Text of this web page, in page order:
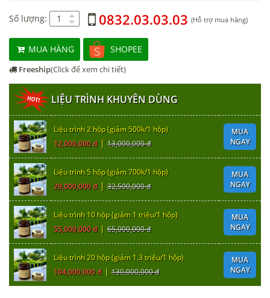
Số lượng: 0832.03.03.03 (Hỗ trợ mua hàng)
MUA HÀNG SHOPEE
Freeship(Click để xem chi tiết)
LIỆU TRÌNH KHUYÊN DÙNG
Liệu trình 2 hộp (giảm 500k/1 hộp)
12,000,000 đ| 13,000,000 đ
MUA
NGAY
Liệu trình 5 hộp (giảm 700k/1 hộp)
29,000,000 đ| 32,500,000 đ
MUA
NGAY
Liệu trình 10 hộp (giảm 1 triệu/1 hộp)
55,000,000 đ| 65,000,000 đ
MUA
NGAY
Liệu trình 20 hộp (giảm 1.3 triệu/1 hộp)
104,000,000 đ| 130,000,000 đ
MUA
NGAY